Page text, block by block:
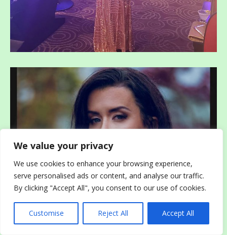
We value your privacy
We use cookies to enhance your browsing experience,
serve personalised ads or content, and analyse our traffic.
By clicking "Accept All", you consent to our use of cookies.
Customise Reject All Accept All